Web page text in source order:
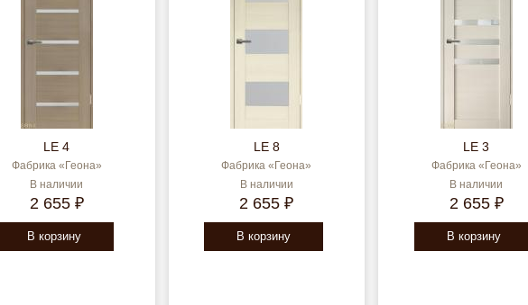
LE 4
Фабрика «Геона»
В наличии
2 655 ₽
В корзину
LE 8
Фабрика «Геона»
В наличии
2 655 ₽
В корзину
LE 3
Фабрика «Геона»
В наличии
2 655 ₽
В корзину